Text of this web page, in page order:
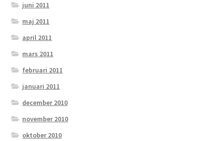
juni 2011
maj 2011
april 2011
mars 2011
februari 2011
januari 2011
december 2010
november 2010
oktober 2010